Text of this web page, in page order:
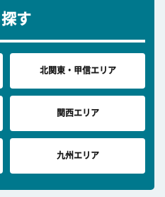
す
北関東・甲信エリア
関西エリア
九州エリア